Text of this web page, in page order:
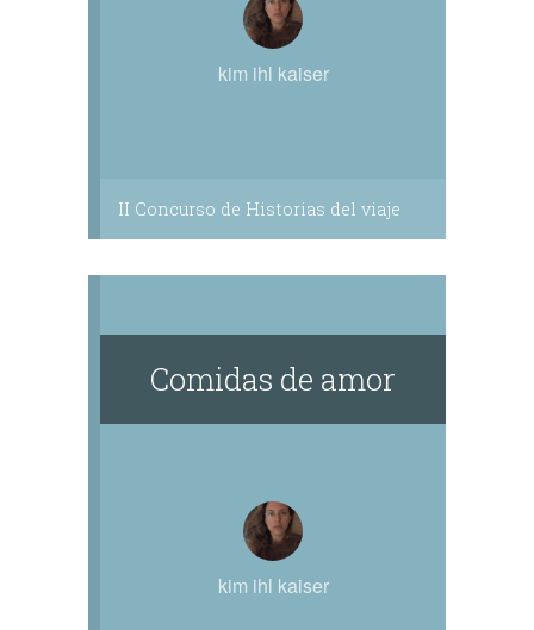
kim ihl kaiser
II Concurso de Historias del viaje
Comidas de amor
kim ihl kaiser